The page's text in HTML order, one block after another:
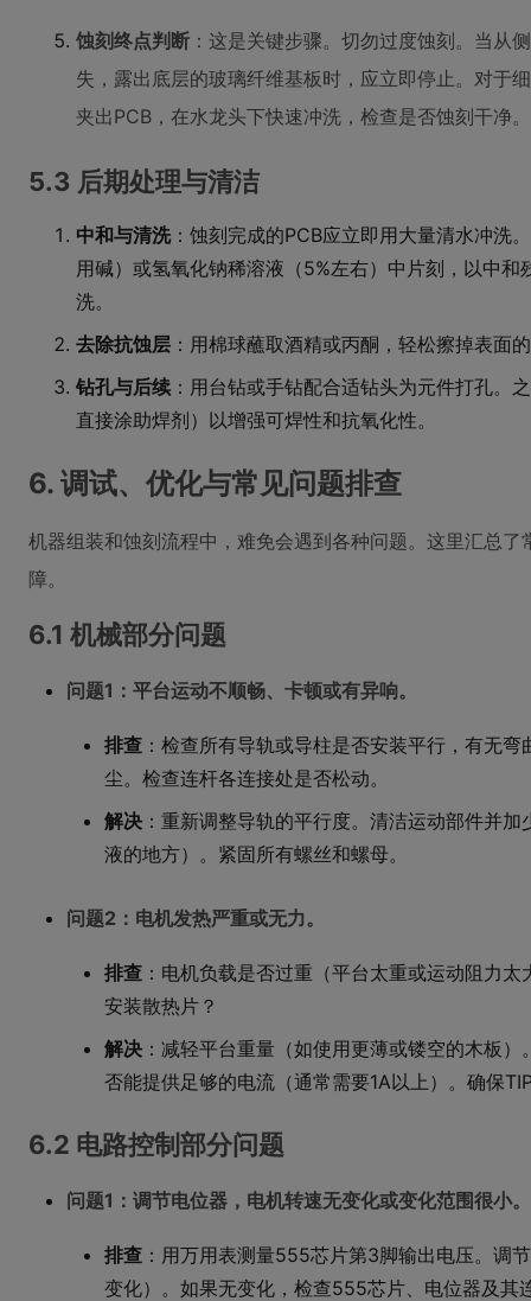
蚀刻终点判断 ：这是关键步骤。切勿过度蚀刻。当从
失，露出底层的玻璃纤维基板时，应立即停止。对于
夹出PCB，在水龙头下快速冲洗，检查是否蚀刻干净。
5.3 后期处理与清洁
中和与清洗：蚀刻完成的PCB应立即用大量清水冲洗
用碱）或氢氧化钠稀溶液（5%左右）中片刻，以中
洗。
去除抗蚀层 ：用棉球蘸取酒精或丙酮，轻松擦掉表面
钻孔与后续 ：用台钻或手钻配合适钻头为元件打孔。
直接涂助焊剂）以增强可焊性和抗氧化性。
6. 调试、优化与常见问题排查
机器组装和蚀刻流程中，难免会遇到各种问题。这里汇总
障。
6.1 机械部分问题
问题1：平台运动不顺畅、卡顿或有异响。
排查 ：检查所有导轨或导柱是否安装平行，有无
尘。检查连杆各连接处是否松动。
解决 ：重新调整导轨的平行度。清洁运动部件并
液的地方）。紧固所有螺丝和螺母。
问题2：电机发热严重或无力。
排查 ：电机负载是否过重（平台太重或运动阻力
安装散热片？
解决 ：减轻平台重量（如使用更薄或镂空的木板
否能提供足够的电流（通常需要1A以上）。确保
6.2 电路控制部分问题
问题1：调节电位器，电机转速无变化或变化范围很小。
排查 ：用万用表测量555芯片第3脚输出电压。调
变化）。如果无变化，检查555芯片、电位器及其